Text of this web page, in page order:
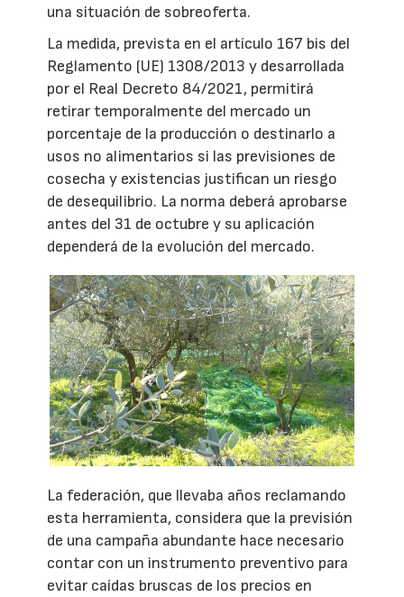
una situación de sobreoferta.
La medida, prevista en el artículo 167 bis del
Reglamento (UE) 1308/2013 y desarrollada
por el Real Decreto 84/2021, permitirá
retirar temporalmente del mercado un
porcentaje de la producción o destinarlo a
usos no alimentarios si las previsiones de
cosecha y existencias justifican un riesgo
de desequilibrio. La norma deberá aprobarse
antes del 31 de octubre y su aplicación
dependerá de la evolución del mercado.
La federación, que llevaba años reclamando
esta herramienta, considera que la previsión
de una campaña abundante hace necesario
contar con un instrumento preventivo para
evitar caídas bruscas de los precios en